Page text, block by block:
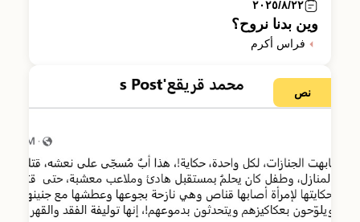
٢٠٢٥/٨/٢٢
وين بدنا نروح؟
فراس أكرم
نص